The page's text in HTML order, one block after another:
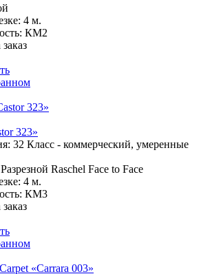
4 м.
КМ2
323»
32 Класс - коммерческий, умеренные
Raschel Face to Face
4 м.
КМ3